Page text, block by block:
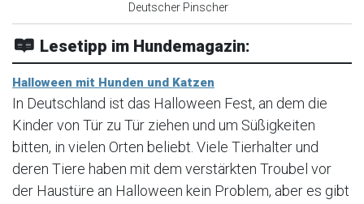
Deutscher Pinscher
Lesetipp im Hundemagazin:
Halloween mit Hunden und Katzen
In Deutschland ist das Halloween Fest, an dem die
Kinder von Tür zu Tür ziehen und um Süßigkeiten
bitten, in vielen Orten beliebt. Viele Tierhalter und
deren Tiere haben mit dem verstärkten Troubel vor
der Haustüre an Halloween kein Problem, aber es gibt